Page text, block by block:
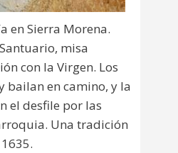
en Sierra Morena.
misa
con la Virgen. Los
bailan en camino, y la
el desfile por las
Una tradición